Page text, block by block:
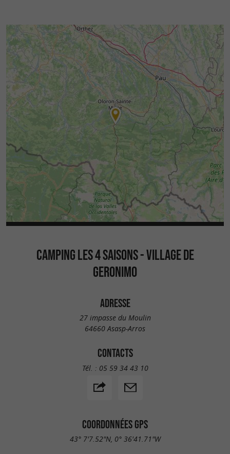
CAMPING LES 4 SAISONS - VILLAGE DE
GERONIMO
ADRESSE
27 impasse du Moulin
64660 Asasp-Arros
CONTACTS
Tél. : 05 59 34 43 10
COORDONNÉES GPS
43° 7'7.52"N, 0° 36'41.71"W